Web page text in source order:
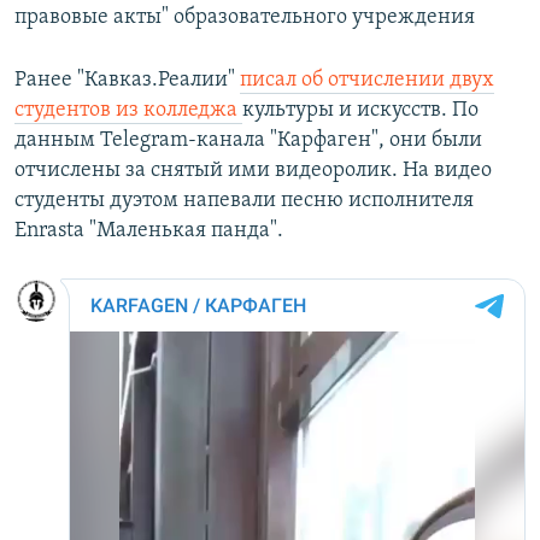
правовые акты" образовательного учреждения
Ранее "Кавказ.Реалии" писал об отчислении двух
студентов из колледжа культуры и искусств. По
данным Telegram-канала "Карфаген", они были
отчислены за снятый ими видеоролик. На видео
студенты дуэтом напевали песню исполнителя
Enrasta "Маленькая панда".